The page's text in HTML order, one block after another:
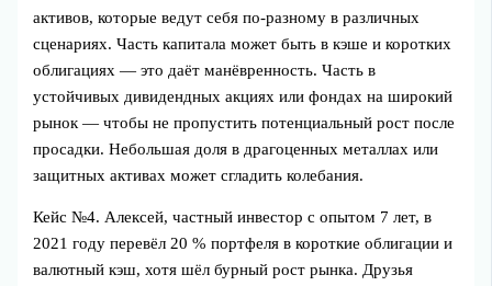
активов, которые ведут себя по‑разному в различных
сценариях. Часть капитала может быть в кэше и коротких
облигациях — это даёт манёвренность. Часть в
устойчивых дивидендных акциях или фондах на широкий
рынок — чтобы не пропустить потенциальный рост после
просадки. Небольшая доля в драгоценных металлах или
защитных активах может сгладить колебания.
Кейс №4. Алексей, частный инвестор с опытом 7 лет, в
2021 году перевёл 20 % портфеля в короткие облигации и
валютный кэш, хотя шёл бурный рост рынка. Друзья